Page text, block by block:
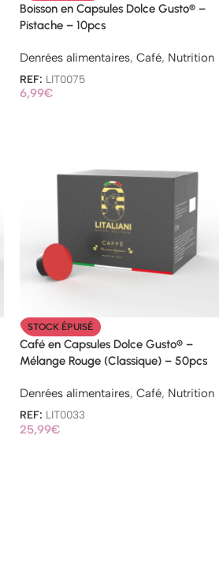
Boisson en Capsules Dolce Gusto® –
Pistache – 10pcs
Denrées alimentaires, Café, Nutrition
REF: LIT0075
6,99€
STOCK ÉPUISÉ
Café en Capsules Dolce Gusto® –
Mélange Rouge (Classique) – 50pcs
Denrées alimentaires, Café, Nutrition
REF: LIT0033
25,99€